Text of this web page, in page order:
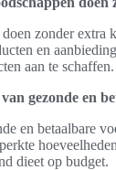
zonder extra
en
aan te schaffen.
gezonde en
en betaalbare
dieet op budget.